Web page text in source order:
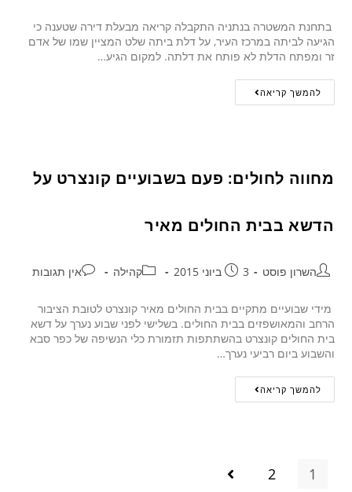
בתחנת המשטרה בנתניה התקבלה קריאה מבעלת דירה שטענה כי
הגיעה לביתה במרכז העיר, על דלת ביתה שלט המציין שמו של אדם
זר ומפתח הדלת לא פותח את דלתה. למקום הגיע…
להמשך קריאה
מחווה לחולים: פעם בשבועיים קונצרט על
הדשא בבית החולים מאיר
השרון פוסט 3 ביוני 2015 קהילה אין תגובות
מידי שבועיים מתקיים בבית החולים מאיר קונצרט לטובת הציבור
הרחב והמאושפזים בבית החולים. בשלישי לפני שבוע נערך על דשא
בית החולים קונצרט בהשתתפות תזמורת כלי הנשיפה של כפר סבא
והשבוע ביום רביעי נערך…
להמשך קריאה
1
2